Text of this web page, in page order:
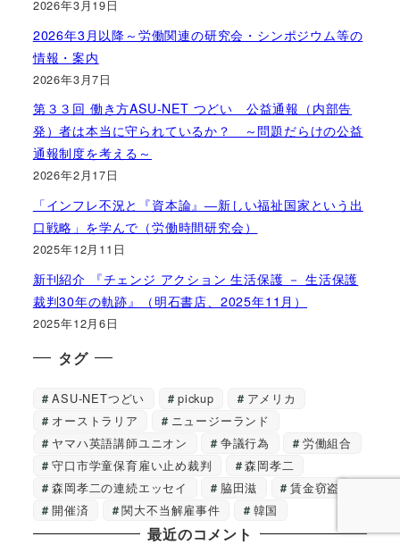
2026年3月19日
2026年3月以降～労働関連の研究会・シンポジウム等の
情報・案内
2026年3月7日
第３３回 働き方ASU-NET つどい 公益通報（内部告
発）者は本当に守られているか？ ～問題だらけの公益
通報制度を考える～
2026年2月17日
「インフレ不況と『資本論』―新しい福祉国家という出
口戦略」を学んで（労働時間研究会）
2025年12月11日
新刊紹介 『チェンジ アクション 生活保護 － 生活保護
裁判30年の軌跡』（明石書店、2025年11月）
2025年12月6日
タグ
ASU-NETつどい pickup
アメリカ
オーストラリア
ニュージーランド
ヤマハ英語講師ユニオン
争議行為
労働組合
守口市学童保育雇い止め裁判
森岡孝二
森岡孝二の連続エッセイ
脇田滋
賃金窃盗
開催済
関大不当解雇事件 韓国
最近のコメント